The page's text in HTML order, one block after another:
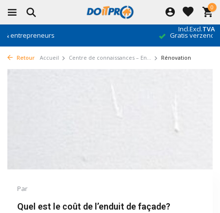
0
Incl.Excl.TVA
Gratis verzending vanaf €500*
Retour Accueil Centre de connaissances – En... Rénovation
Par
Quel est le coût de l’enduit de façade?